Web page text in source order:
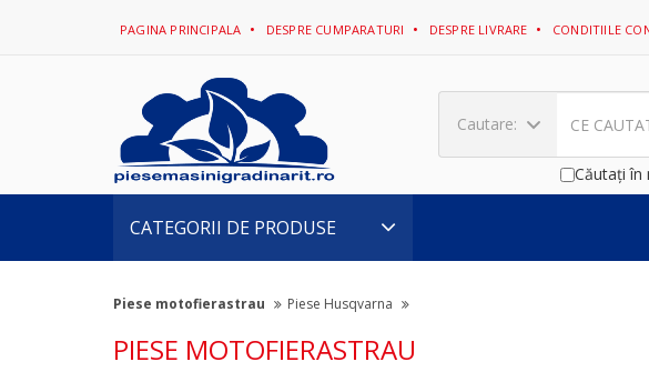
PAGINA PRINCIPALA DESPRE CUMPARATURI DESPRE LIVRARE CONDITIILE
Cautare:
Căutați în
CATEGORII DE PRODUSE
Piese motofierastrau Piese Husqvarna
PIESE MOTOFIERASTRAU